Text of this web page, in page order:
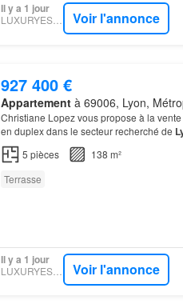
Il y a 1 jour
LUXURYESTATE Voir l'annonce
927 400 €
Appartementà 69006, Lyon,
Christiane Lopez vous propose à la
en duplex dans le secteur recherché de
5 pièces
138 m²
Terrasse
Il y a 1 jour
LUXURYESTATE Voir l'annonce